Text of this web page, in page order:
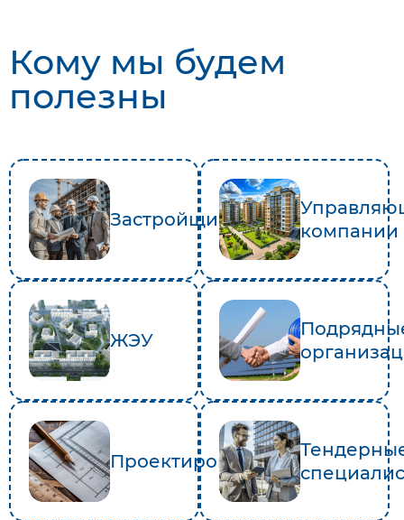
Кому мы будем
полезны
Застройщики
компании
ЖЭУ
Проектировщики